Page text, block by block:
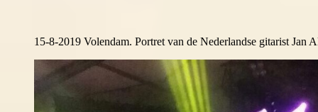
15-8-2019 Volendam. Portret van de Nederlandse gitarist Jan